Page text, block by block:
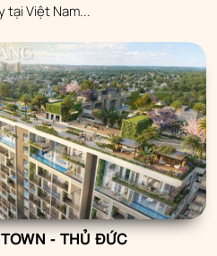
Việt Nam...
- THỦ ĐỨC